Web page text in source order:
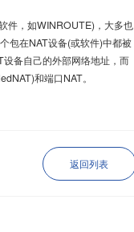
件，如WINROUTE)，大多也
包在NAT设备(或软件)中都被
备自己的外部网络地址，而
和端口NAT。
返回列表